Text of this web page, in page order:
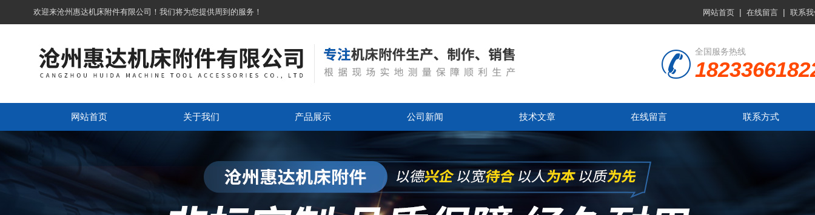
欢迎来沧州惠达机床附件有限公司！我们将为您提供周到的服务！ 网站首页 | 在线留言 | 联系
全国服务热线
网站首页 关于我们 产品展示 公司新闻 技术文章 在线留言 联系方式